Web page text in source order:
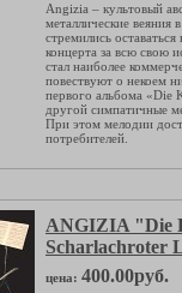
Angizia – культовый
металлические веяния
стремились
концерта за всю свою
стал наиболее
повествуют о некоем
первого альбома «Die
другой симпатичные
При этом мелодии
потребителей.
ANGIZIA "Die
Scharlachroter
цена: 400.00руб.